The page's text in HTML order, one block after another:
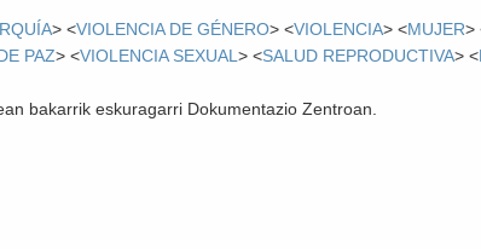
> <VIOLENCIA DE GÉNERO> <VIOLENCIA> <MUJER>
PAZ> <VIOLENCIA SEXUAL> <SALUD REPRODUCTIVA> <
bakarrik eskuragarri Dokumentazio Zentroan.